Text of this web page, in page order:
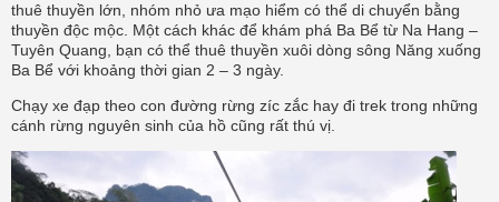
thuê thuyền lớn, nhóm nhỏ ưa mạo hiểm có thể di chuyển bằng
thuyền độc mộc. Một cách khác để khám phá Ba Bể từ Na Hang –
Tuyên Quang, bạn có thể thuê thuyền xuôi dòng sông Năng xuống
Ba Bể với khoảng thời gian 2 – 3 ngày.
Chạy xe đạp theo con đường rừng zíc zắc hay đi trek trong những
cánh rừng nguyên sinh của hồ cũng rất thú vị.